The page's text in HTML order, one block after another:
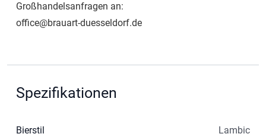
Großhandelsanfragen an:
office@brauart-duesseldorf.de
Spezifikationen
Bierstil Lambic